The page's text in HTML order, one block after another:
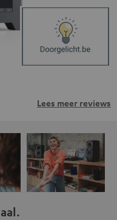
Lees meer reviews